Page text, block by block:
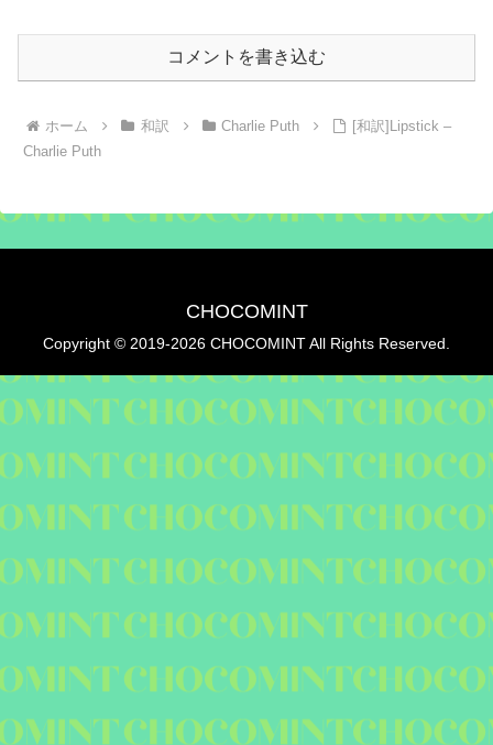
コメントを書き込む
ホーム 和訳 Charlie Puth
[和訳]Lipstick –
Charlie Puth
CHOCOMINT
Copyright © 2019-2026 CHOCOMINT All Rights Reserved.